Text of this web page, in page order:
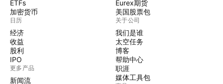
ETFs
加密货币
日历
经济
收益
股利
IPO
更多产品
新闻流
Eurex期货
美国股票包
关于公司
我们是谁
太空任务
博客
帮助中心
职涯
媒体工具包